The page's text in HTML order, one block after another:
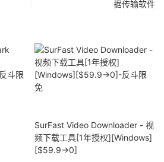
据传输软件
SurFast Video Downloader - 视
频下载工具[1年授权][Windows]
[$59.9→0]